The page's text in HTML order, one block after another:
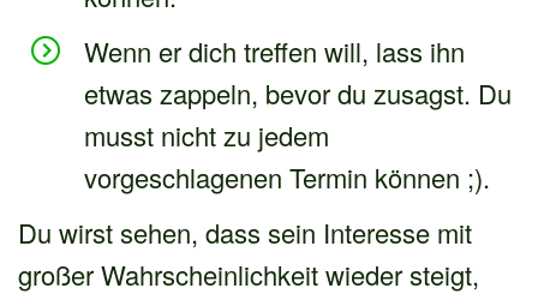
Wenn er dich treffen will, lass ihn
etwas zappeln, bevor du zusagst. Du
musst nicht zu jedem
vorgeschlagenen Termin können ;).
Du wirst sehen, dass sein Interesse mit
großer Wahrscheinlichkeit wieder steigt,